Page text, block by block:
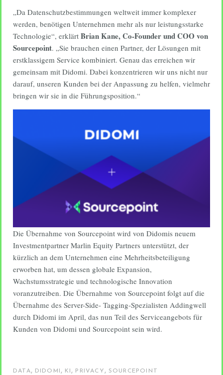
„Da Datenschutzbestimmungen weltweit immer komplexer
werden, benötigen Unternehmen mehr als nur leistungsstarke
Technologie“, erklärt Brian Kane, Co-Founder und COO von
Sourcepoint. „Sie brauchen einen Partner, der Lösungen mit
erstklassigem Service kombiniert. Genau das erreichen wir
gemeinsam mit Didomi. Dabei konzentrieren wir uns nicht nur
darauf, unseren Kunden bei der Anpassung zu helfen, vielmehr
bringen wir sie in die Führungsposition.“
Die Übernahme von Sourcepoint wird von Didomis neuem
Investmentpartner Marlin Equity Partners unterstützt, der
kürzlich an dem Unternehmen eine Mehrheitsbeteiligung
erworben hat, um dessen globale Expansion,
Wachstumsstrategie und technologische Innovation
voranzutreiben. Die Übernahme von Sourcepoint folgt auf die
Übernahme des Server-Side- Tagging-Spezialisten Addingwell
durch Didomi im April, das nun Teil des Serviceangebots für
Kunden von Didomi und Sourcepoint sein wird.
DATA, DIDOMI , KI , PRIVACY , SOURCEPOINT